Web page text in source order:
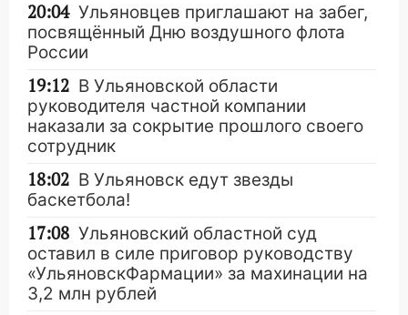
20:04 Ульяновцев приглашают на забег,
посвящённый Дню воздушного флота
России
19:12 В Ульяновской области
руководителя частной компании
наказали за сокрытие прошлого своего
сотрудник
18:02 В Ульяновск едут звезды
баскетбола!
17:08 Ульяновский областной суд
оставил в силе приговор руководству
«УльяновскФармации» за махинации на
3,2 млн рублей